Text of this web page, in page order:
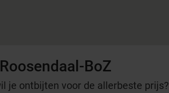
BoZ
je ontbijten voor de allerbeste prijs?